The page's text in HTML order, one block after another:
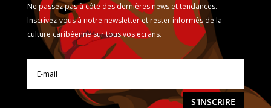
Ne passez pas à côte des dernières news et tendances.
Inscrivez-vous à notre newsletter et rester informés de la
culture caribéenne sur tous vos écrans.
S'INSCRIRE